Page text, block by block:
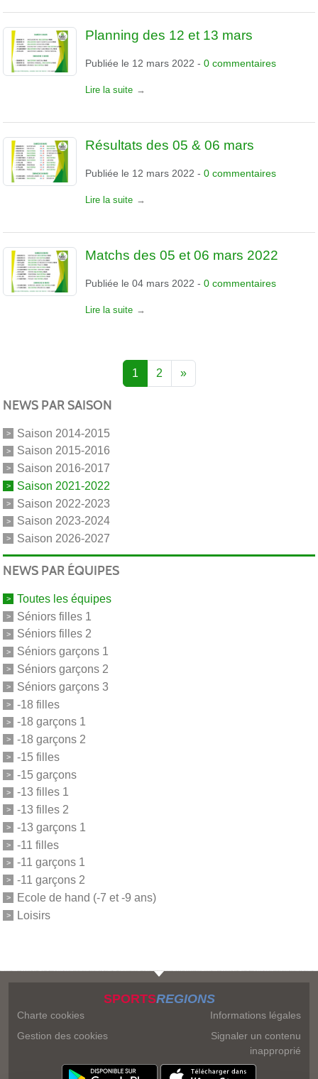
Planning des 12 et 13 mars
Publiée le 12 mars 2022 - 0 commentaires
Lire la suite
Résultats des 05 & 06 mars
Publiée le 12 mars 2022 - 0 commentaires
Lire la suite
Matchs des 05 et 06 mars 2022
Publiée le 04 mars 2022 - 0 commentaires
Lire la suite
1 2 »
NEWS PAR SAISON
Saison 2014-2015
Saison 2015-2016
Saison 2016-2017
Saison 2021-2022
Saison 2022-2023
Saison 2023-2024
Saison 2026-2027
NEWS PAR ÉQUIPES
Toutes les équipes
Séniors filles 1
Séniors filles 2
Séniors garçons 1
Séniors garçons 2
Séniors garçons 3
-18 filles
-18 garçons 1
-18 garçons 2
-15 filles
-15 garçons
-13 filles 1
-13 filles 2
-13 garçons 1
-11 filles
-11 garçons 1
-11 garçons 2
Ecole de hand (-7 et -9 ans)
Loisirs
SPORTSREGIONS
Charte cookies
Gestion des cookies
Informations légales
Signaler un contenu
inapproprié